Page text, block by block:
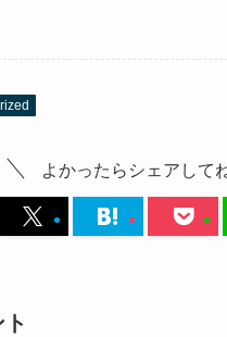
よかったらシェアして